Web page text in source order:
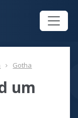
Gotha
um